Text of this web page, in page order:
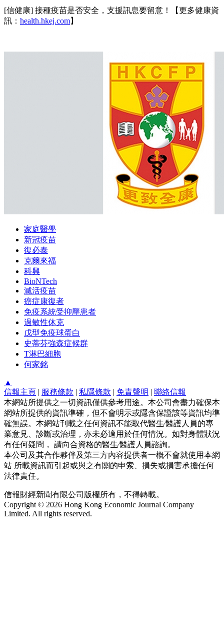
[信健康] 接種疫苗是否安全，支援訊息要留意！【更多健康資
訊： health.hkej.com】
家庭醫學
新冠疫苗
復必泰
克爾來福
科興
BioNTech
滅活疫苗
癌症康復者
免疫系統受抑壓患者
過敏性休克
戊型免疫球蛋白
史蒂芬強森症候群
T淋巴細胞
何家銘
▲
信報主頁 | 服務條款 | 私隱條款 | 免責聲明 | 聯絡信報
本網站所提供之一切資訊僅供參考用途。本公司會盡力確保本
網站所提供的資訊準確，但不會明示或隱含保證該等資訊均準
確無誤。本網站刊載之任何資訊不能取代醫生∕醫護人員的專
業意見、診斷或治理，亦未必適用於任何情況。如對身體狀況
有任何疑問， 請向合資格的醫生∕醫護人員諮詢。
本公司及其合作夥伴及第三方內容提供者一概不會就使用本網
站 所載資訊而引起或與之有關的申索、損失或損害承擔任何
法律責任。
信報財經新聞有限公司版權所有，不得轉載。
Copyright © 2026 Hong Kong Economic Journal Company
Limited. All rights reserved.